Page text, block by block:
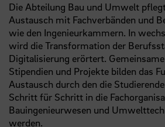
Die Abteilung Bau und Umwelt
Austausch mit Fachverbänden und
wie den Ingenieurkammern. In
wird die Transformation der
Digitalisierung erörtert.
Stipendien und Projekte bilden das
Austausch durch den die
Schritt für Schritt in die
Bauingenieurwesen und
werden.